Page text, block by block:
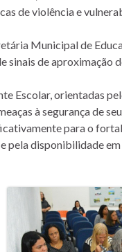
de violência e
Municipal de
sinais de aproximação
Escolar, orientadas
à segurança de
para o
pela disponibilidade